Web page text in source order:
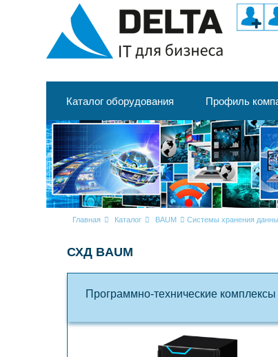
Каталог оборудования Профиль
Главная Каталог BAUM Системы хранения
СХД BAUM
Программно-технические комплексы